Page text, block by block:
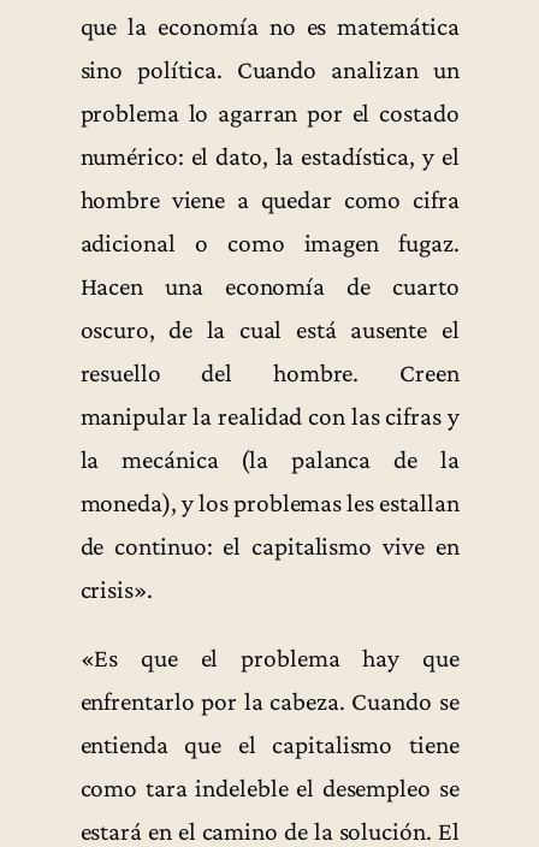
que la economía no es matemática
sino política. Cuando analizan un
problema lo agarran por el costado
numérico: el dato, la estadística, y el
hombre viene a quedar como cifra
adicional o como imagen fugaz.
Hacen una economía de cuarto
oscuro, de la cual está ausente el
resuello del hombre. Creen
manipular la realidad con las cifras y
la mecánica (la palanca de la
moneda), y los problemas les estallan
de continuo: el capitalismo vive en
crisis».
«Es que el problema hay que
enfrentarlo por la cabeza. Cuando se
entienda que el capitalismo tiene
como tara indeleble el desempleo se
estará en el camino de la solución. El